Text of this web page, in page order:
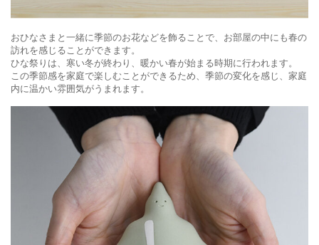
おひなさまと一緒に季節のお花などを飾ることで、お部屋の中にも春の
訪れを感じることができます。
ひな祭りは、寒い冬が終わり、暖かい春が始まる時期に行われます。
この季節感を家庭で楽しむことができるため、季節の変化を感じ、家庭
内に温かい雰囲気がうまれます。